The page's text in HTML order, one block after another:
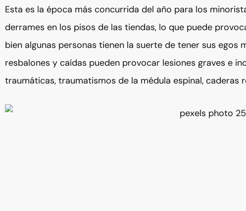
Esta es la época más concurrida del año para los
derrames en los pisos de las tiendas, lo que puede
bien algunas personas tienen la suerte de tener sus egos
resbalones y caídas pueden provocar lesiones graves e
traumáticas, traumatismos de la médula espinal, caderas